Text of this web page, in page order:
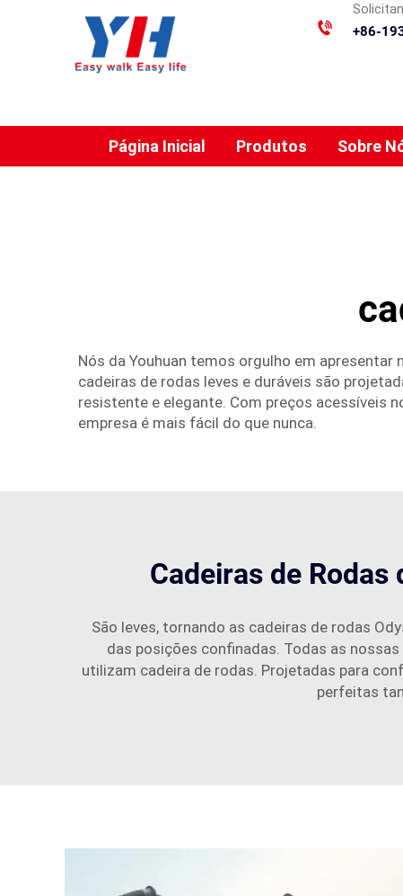
+86-
Página Inicial Produtos Sobre
Nós da Youhuan temos orgulho em apresentar
cadeiras de rodas leves e duráveis são
resistente e elegante. Com preços acessíveis
empresa é mais fácil do que nunca.
Cadeiras de
São leves, tornando as cadeiras de rodas
das posições confinadas. Todas as
utilizam cadeira de rodas. Projetadas para
perfeitas